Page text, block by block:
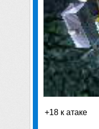
+18 к атаке